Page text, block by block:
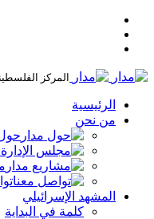
المركز
الرئيسية
من نحن
المشهد الإسرائيلي
كلمة في البداية